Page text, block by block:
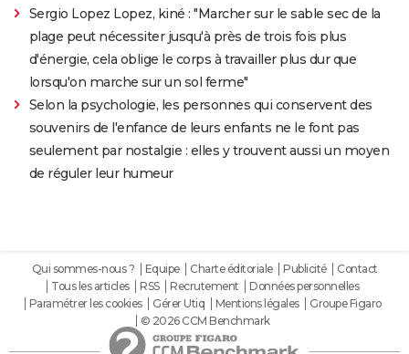
Sergio Lopez Lopez, kiné : "Marcher sur le sable sec de la
plage peut nécessiter jusqu'à près de trois fois plus
d'énergie, cela oblige le corps à travailler plus dur que
lorsqu'on marche sur un sol ferme"
Selon la psychologie, les personnes qui conservent des
souvenirs de l'enfance de leurs enfants ne le font pas
seulement par nostalgie : elles y trouvent aussi un moyen
de réguler leur humeur
Qui sommes-nous ? Equipe Charte éditoriale Publicité
Contact
Tous les articles
RSS Recrutement
Données personnelles
Paramétrer les cookies
Gérer Utiq Mentions légales
Groupe Figaro
© 2026 CCM Benchmark